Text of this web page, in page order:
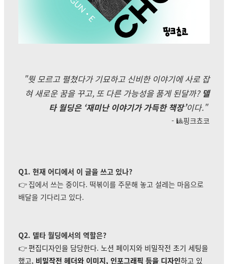
"뭣 모르고 펼쳤다가 기묘하고 신비한 이야기에 사로 잡
혀 새로운 꿈을 꾸고, 또 다른 가능성을 품게 된달까? 델
타 월딩은 ‘재미난 이야기가 가득한 책장’이다."
- 🎱핑크쵸코
Q1. 현재 어디에서 이 글을 쓰고 있나?
👉 집에서 쓰는 중이다. 떡볶이를 주문해 놓고 설레는 마음으로
배달을 기다리고 있다.
Q2. 델타 월딩에서의 역할은?
👉편집디자인을 담당한다. 노션 페이지와 비밀작전 초기 세팅을
했고, 비밀작전 헤더와 이미지, 인포그래픽 등을 디자인하고 있